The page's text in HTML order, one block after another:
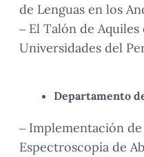
de Lenguas en los
– El Talón de
Universidades del
Departamento
– Implementación
Espectroscopía de